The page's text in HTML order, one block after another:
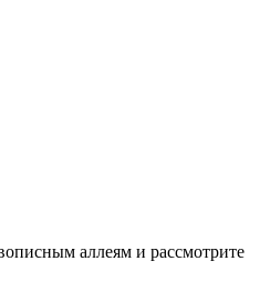
аллеям и рассмотрите